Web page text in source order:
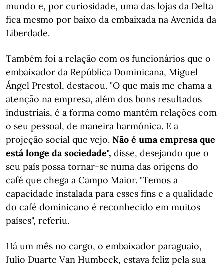
mundo e, por curiosidade, uma das lojas da Delta
fica mesmo por baixo da embaixada na Avenida da
Liberdade.
Também foi a relação com os funcionários que o
embaixador da República Dominicana, Miguel
Ángel Prestol, destacou. "O que mais me chama a
atenção na empresa, além dos bons resultados
industriais, é a forma como mantém relações com
o seu pessoal, de maneira harmónica. E a
projeção social que vejo. Não é uma empresa que
está longe da sociedade", disse, desejando que o
seu país possa tornar-se numa das origens do
café que chega a Campo Maior. "Temos a
capacidade instalada para esses fins e a qualidade
do café dominicano é reconhecido em muitos
países", referiu.
Há um mês no cargo, o embaixador paraguaio,
Julio Duarte Van Humbeck, estava feliz pela sua